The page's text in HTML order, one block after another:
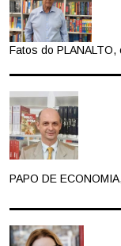
Fatos do PLANALTO,
PAPO DE